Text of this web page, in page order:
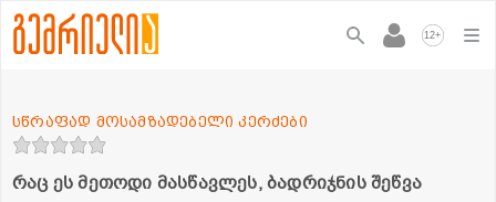
12+
რაც ეს მეთოდი მასწავლეს, ბადრიჯნის შეწვა
სწრაფად მოსამზადებელი კერძები